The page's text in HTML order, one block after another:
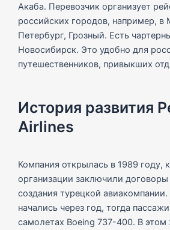
Акаба. Перевозчик организует
российских городов, например, в
Петербург, Грозный. Есть
Новосибирск. Это удобно для
путешественников, привыкших
История развития
Airlines
Компания открылась в 1989 году,
организации заключили договоры
создания турецкой
начались через год, тогда
самолетах Boeing 737-400. В этом